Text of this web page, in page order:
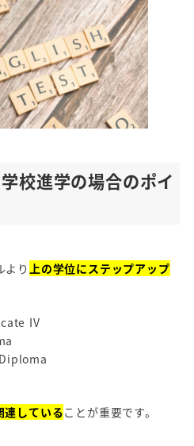
校進学の場合のポイ
より 上の学位にステップアップ
IV
連していることが重要です。